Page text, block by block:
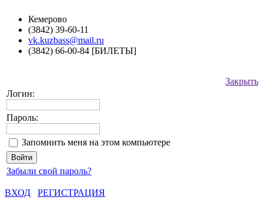
Кемерово
(3842) 39-60-11
vk.kuzbass@mail.ru
(3842) 66-00-84 [БИЛЕТЫ]
Закрыть
Логин:
Пароль:
Запомнить меня на этом компьютере
Забыли свой пароль?
ВХОД
РЕГИСТРАЦИЯ